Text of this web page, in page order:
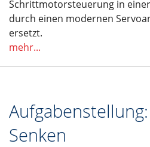
Schrittmotorsteuerung in
durch einen modernen
ersetzt.
mehr...
Senken